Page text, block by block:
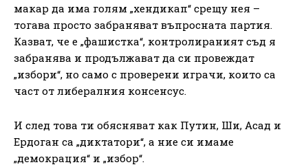
макар да има голям „хендикап“ срещу нея –
тогава просто забраняват въпросната партия.
Казват, че е „фашистка“, контролираният съд я
забранява и продължават да си провеждат
„избори“, но само с проверени играчи, които са
част от либералния консенсус.
И след това ти обясняват как Путин, Ши, Асад и
Ердоган са „диктатори“, а ние си имаме
„демокрация“ и „избор“.